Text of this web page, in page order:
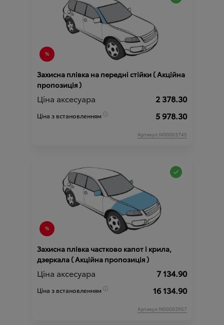
Захисна плівка на передні стійки ( Акційна
пропозиція )
Ціна аксесуара 2 378.30
Ціна з встановленням 5 978.30
Артикул:N00003745
Захисна плівка частково капот і крила,
дзеркала ( Акційна пропозиція )
Ціна аксесуара 7 134.90
Ціна з встановленням 16 134.90
Артикул:N00003957